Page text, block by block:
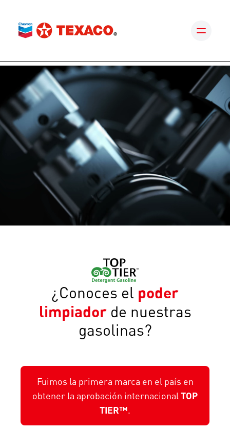
¿Conoces el poder
limpiador de nuestras
gasolinas?
Fuimos la primera marca en el país en
obtener la aprobación internacional TOP
TIER™.